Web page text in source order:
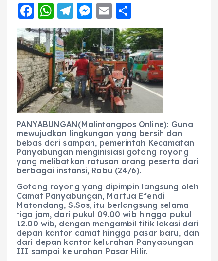
F
a
c
e
b
o
o
k
W
h
a
ts
A
p
p
T
el
e
g
r
a
m
M
e
ss
e
n
g
er
E
m
ai
l
h
a
re
PANYABUNGAN(Malintangpos Online): Guna
mewujudkan lingkungan yang bersih dan
bebas dari sampah, pemerintah Kecamatan
Panyabungan menginisiasi gotong royong
yang melibatkan ratusan orang peserta dari
berbagai instansi, Rabu (24/6).
Gotong royong yang dipimpin langsung oleh
Camat Panyabungan, Martua Efendi
Matondang, S.Sos, itu berlangsung selama
tiga jam, dari pukul 09.00 wib hingga pukul
12.00 wib, dengan mengambil titik lokasi dari
depan kantor camat hingga pasar baru, dan
dari depan kantor kelurahan Panyabungan
III sampai kelurahan Pasar Hilir.